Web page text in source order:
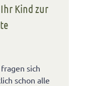
Kind zur
sich
schon alle